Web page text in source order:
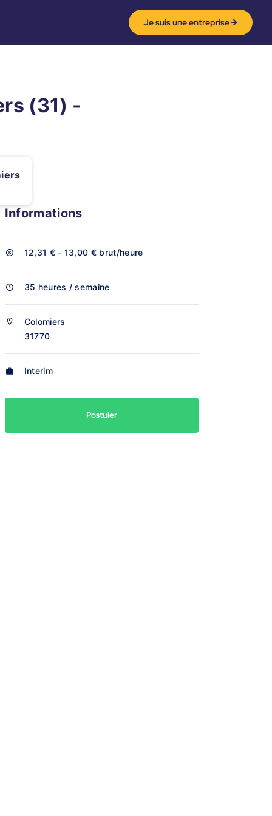
Je suis une entreprise
(31) -
Informations
12,31 € - 13,00 € brut/heure
35 heures / semaine
Colomiers
31770
Interim
Postuler